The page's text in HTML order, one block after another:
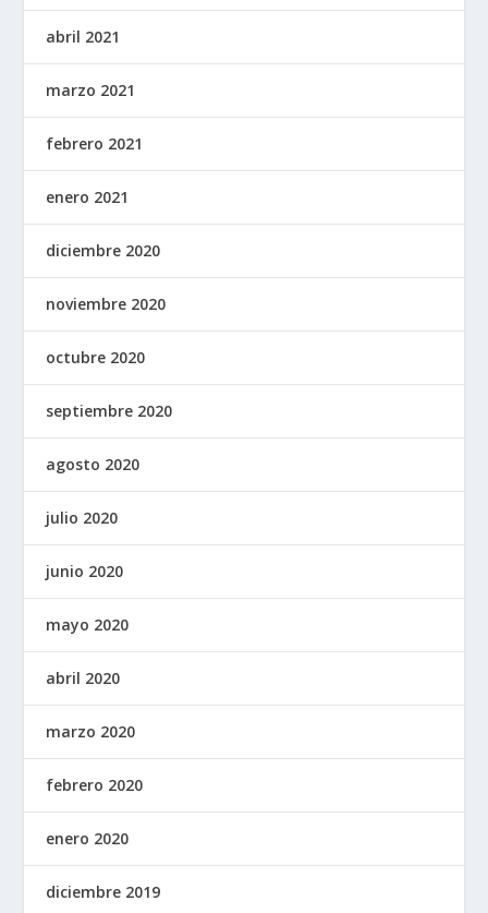
abril 2021
marzo 2021
febrero 2021
enero 2021
diciembre 2020
noviembre 2020
octubre 2020
septiembre 2020
agosto 2020
julio 2020
junio 2020
mayo 2020
abril 2020
marzo 2020
febrero 2020
enero 2020
diciembre 2019